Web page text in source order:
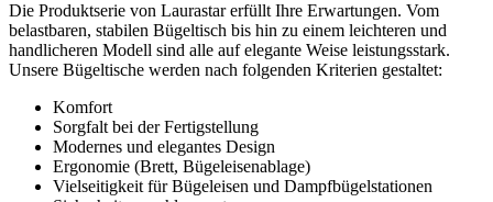
Die Produktserie von Laurastar erfüllt Ihre Erwartungen. Vom
belastbaren, stabilen Bügeltisch bis hin zu einem leichteren und
handlicheren Modell sind alle auf elegante Weise leistungsstark.
Unsere Bügeltische werden nach folgenden Kriterien gestaltet:
Komfort
Sorgfalt bei der Fertigstellung
Modernes und elegantes Design
Ergonomie (Brett, Bügeleisenablage)
Vielseitigkeit für Bügeleisen und Dampfbügelstationen